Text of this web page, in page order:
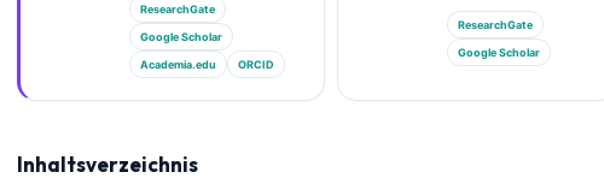
ResearchGate
Google Scholar
Academia.edu ORCID
ResearchGate
Google Scholar
Inhaltsverzeichnis